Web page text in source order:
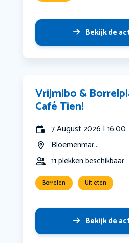
Bekijk de
Vrijmibo &
Café Tien!
7 August 2026 | 16:00
Bloemenmar...
11 plekken beschikbaar
Borrelen Uit eten
Bekijk de